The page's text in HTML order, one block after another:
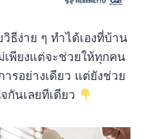
ธีง่าย ๆ ทำได้เองที่บ้าน
พียงแต่จะช่วยให้ทุกคน
รอย่างเดียว แต่ยังช่วย
กันเลยทีเดียว